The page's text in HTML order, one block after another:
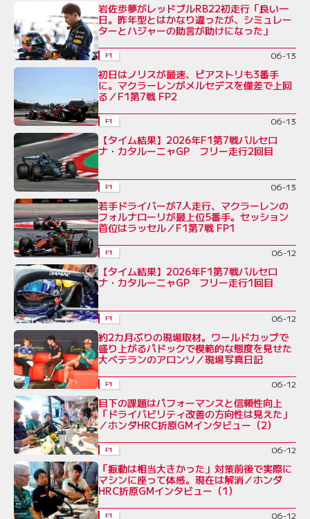
岩佐歩夢がレッドブルRB22初走行「良い一
日。昨年型とはかなり違ったが、シミュレー
ターとハジャーの助言が助けになった」
F1 06-13
初日はノリスが最速、ピアストリも3番手
に。マクラーレンがメルセデスを僅差で上回
る／F1第7戦 FP2
F1 06-13
【タイム結果】2026年F1第7戦バルセロ
ナ・カタルーニャGP フリー走行2回目
F1 06-13
若手ドライバーが7人走行、マクラーレンの
フォルナローリが最上位5番手。セッション
首位はラッセル／F1第7戦 FP1
F1 06-12
【タイム結果】2026年F1第7戦バルセロ
ナ・カタルーニャGP フリー走行1回目
F1 06-12
約2カ月ぶりの現場取材。ワールドカップで
盛り上がるパドックで模範的な態度を見せた
大ベテランのアロンソ／現場写真日記
F1 06-12
目下の課題はパフォーマンスと信頼性向上
「ドライバビリティ改善の方向性は見えた」
／ホンダHRC折原GMインタビュー（2）
F1 06-12
「振動は相当大きかった」対策前後で実際に
マシンに座って体感。現在は解消／ホンダ
HRC折原GMインタビュー（1）
F1 06-12